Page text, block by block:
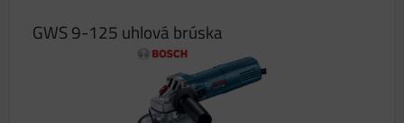
GWS 9-125 uhlová brúska